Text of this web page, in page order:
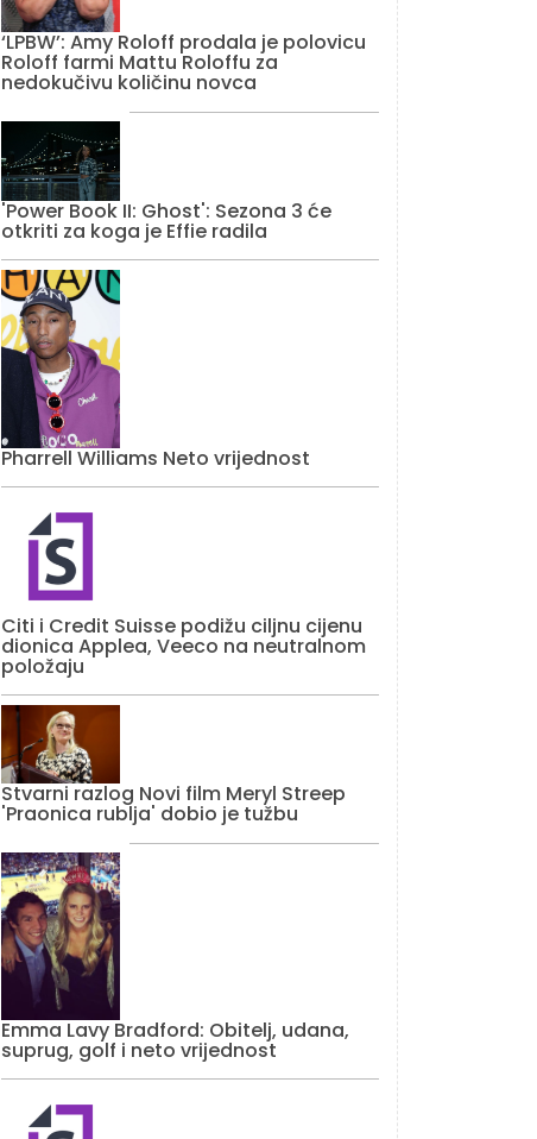
‘LPBW’: Amy Roloff prodala je polovicu
Roloff farmi Mattu Roloffu za
nedokučivu količinu novca
'Power Book II: Ghost': Sezona 3 će
otkriti za koga je Effie radila
Pharrell Williams Neto vrijednost
Citi i Credit Suisse podižu ciljnu cijenu
dionica Applea, Veeco na neutralnom
položaju
Stvarni razlog Novi film Meryl Streep
'Praonica rublja' dobio je tužbu
Emma Lavy Bradford: Obitelj, udana,
suprug, golf i neto vrijednost